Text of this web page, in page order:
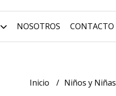
NOSOTROS CONTACTO
Inicio Niños y Niñas